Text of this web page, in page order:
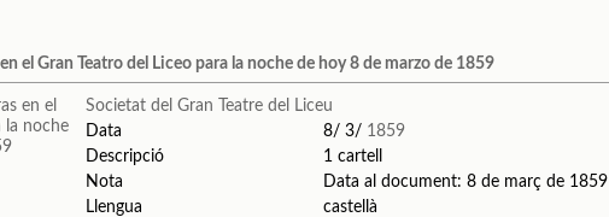
el Gran Teatro del Liceo para la noche de hoy 8 de marzo de 1859
Societat del Gran Teatre del Liceu
Data
8/ 3/ 1859
Descripció
1 cartell
Nota
Data al document: 8 de març de 1859
Llengua
castellà